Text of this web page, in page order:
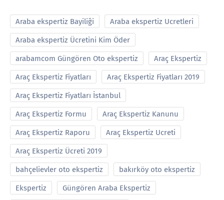
Araba ekspertiz Bayiliği Araba ekspertiz Ucretleri
Araba ekspertiz Ücretini Kim Öder
arabamcom Güngören Oto ekspertiz Araç Ekspertiz
Araç Ekspertiz Fiyatları Araç Ekspertiz Fiyatları 2019
Araç Ekspertiz Fiyatları İstanbul
Araç Ekspertiz Formu Araç Ekspertiz Kanunu
Araç Ekspertiz Raporu Araç Ekspertiz Ucreti
Araç Ekspertiz Ücreti 2019
bahçelievler oto ekspertiz bakırköy oto ekspertiz
Ekspertiz Güngören Araba Ekspertiz